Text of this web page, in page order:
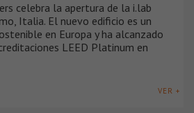
celebra la apertura de la i.lab
Italia. El nuevo edificio es un
en Europa y ha alcanzado
LEED Platinum en
VER +